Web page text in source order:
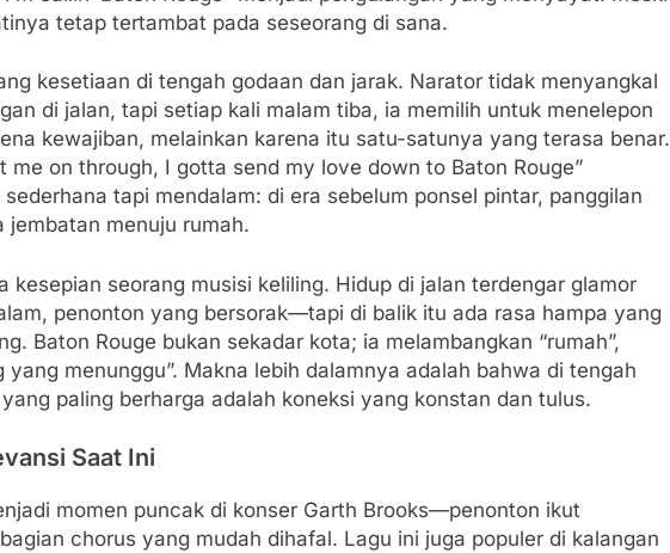
tetap tertambat pada seseorang di sana.
kesetiaan di tengah godaan dan jarak. Narator tidak menyangkal
di jalan, tapi setiap kali malam tiba, ia memilih untuk menelepon
kewajiban, melainkan karena itu satu-satunya yang terasa benar.
me on through, I gotta send my love down to Baton Rouge”
tapi mendalam: di era sebelum ponsel pintar, panggilan
menuju rumah.
kesepian seorang musisi keliling. Hidup di jalan terdengar glamor
penonton yang bersorak—tapi di balik itu ada rasa hampa yang
Baton Rouge bukan sekadar kota; ia melambangkan “rumah”,
yang menunggu”. Makna lebih dalamnya adalah bahwa di tengah
paling berharga adalah koneksi yang konstan dan tulus.
Saat Ini
momen puncak di konser Garth Brooks—penonton ikut
chorus yang mudah dihafal. Lagu ini juga populer di kalangan